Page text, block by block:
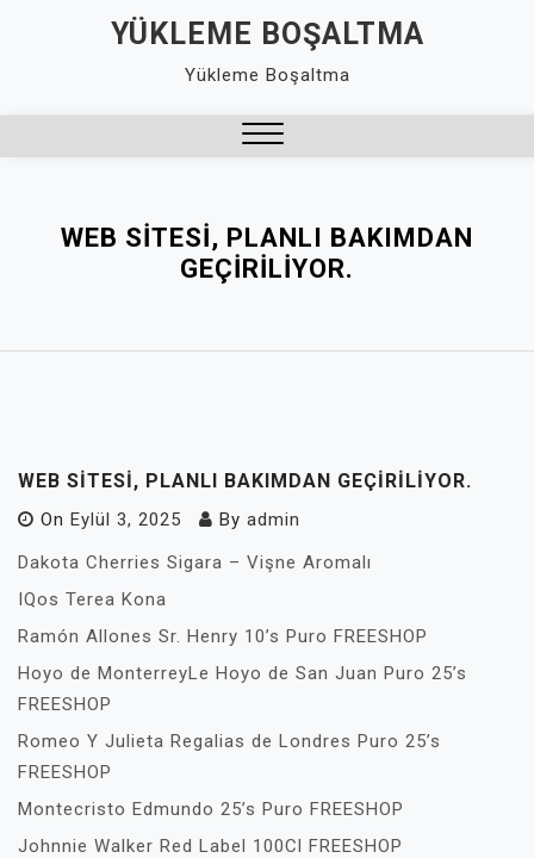
YÜKLEME BOŞALTMA
Yükleme Boşaltma
WEB SITESI, PLANLI BAKIMDAN
GEÇIRILIYOR.
WEB SITESI, PLANLI BAKIMDAN GEÇIRILIYOR.
On Eylül 3, 2025 By admin
Dakota Cherries Sigara – Vişne Aromalı
IQos Terea Kona
Ramón Allones Sr. Henry 10’s Puro FREESHOP
Hoyo de MonterreyLe Hoyo de San Juan Puro 25’s
FREESHOP
Romeo Y Julieta Regalias de Londres Puro 25’s
FREESHOP
Montecristo Edmundo 25’s Puro FREESHOP
Johnnie Walker Red Label 100Cl FREESHOP